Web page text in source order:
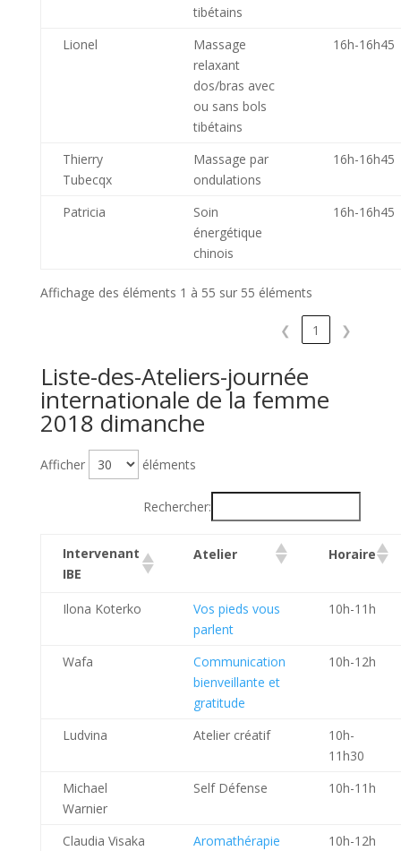
tibétains
Lionel
Massage
relaxant
dos/bras avec
ou sans bols
tibétains
16h-16h45
Thierry
Tubecqx
Massage par
ondulations
16h-16h45
Patricia
Soin
énergétique
chinois
16h-16h45
Affichage des éléments 1 à 55 sur 55 éléments
❮ 1 ❯
Liste-des-Ateliers-journée
internationale de la femme
2018 dimanche
Afficher éléments
Rechercher:
Intervenant
IBE
Atelier Horaire
Ilona Koterko
Vos pieds vous
parlent
10h-11h
Wafa
Communication
bienveillante et
gratitude
10h-12h
Ludvina Atelier créatif
10h-
11h30
Michael
Warnier
Self Défense 10h-11h
Claudia Visaka Aromathérapie
10h-12h